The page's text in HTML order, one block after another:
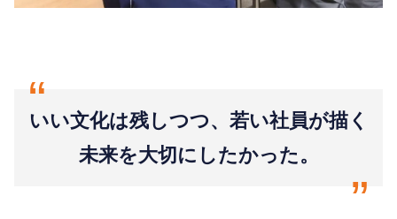
“
いい文化は残しつつ、若い社員が描く
未来を大切にしたかった。
“